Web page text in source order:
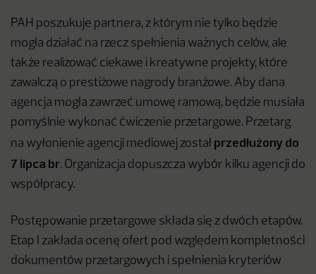
PAH poszukuje partnera, z którym nie tylko będzie
mogła działać na rzecz spełnienia ważnych celów, ale
także realizować ciekawe i kreatywne projekty, które
zawalczą o prestiżowe nagrody branżowe. Aby dana
agencja mogła zawrzeć umowę ramową, będzie musiała
pomyślnie wykonać ćwiczenie przetargowe. Przetarg
na wyłonienie agencji mediowej został przedłużony do
7 lipca br. Organizacja dopuszcza wybór kilku agencji do
współpracy.
Postępowanie przetargowe składa się z dwóch etapów.
Etap I zakłada ocenę ofert pod względem kompletności
dokumentów przetargowych i spełnienia kryteriów